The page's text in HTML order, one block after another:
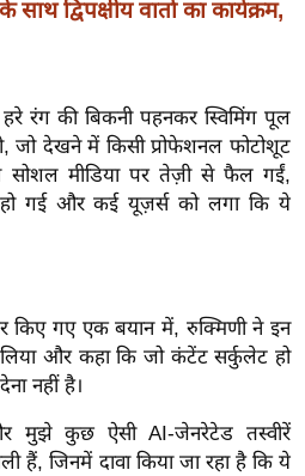
द्विपक्षीय वार्ता का कार्यक्रम,
रंग की बिकनी पहनकर स्विमिंग पूल
जो देखने में किसी प्रोफेशनल फोटोशूट
सोशल मीडिया पर तेज़ी से फैल गईं,
गई और कई यूज़र्स को लगा कि ये
किए गए एक बयान में, रुक्मिणी ने इन
और कहा कि जो कंटेंट सर्कुलेट हो
नहीं है।
मुझे कुछ ऐसी AI-जेनरेटेड तस्वीरें
हैं, जिनमें दावा किया जा रहा है कि ये